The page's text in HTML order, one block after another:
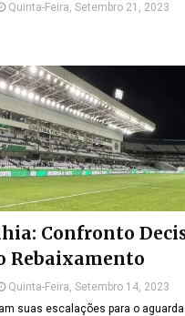
Quinta-Feira, Setembro 21, 2023
Confronto
Rebaixamento
Quinta-Feira, Setembro 14, 2023
suas escalações para o